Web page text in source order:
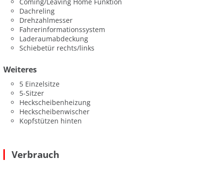
Dachreling
Drehzahlmesser
Fahrerinformationssystem
Laderaumabdeckung
Schiebetür rechts/links
Weiteres
5 Einzelsitze
5-Sitzer
Heckscheibenheizung
Heckscheibenwischer
Kopfstützen hinten
Verbrauch